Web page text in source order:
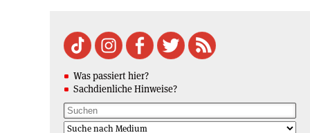
Was passiert hier?
Sachdienliche Hinweise?